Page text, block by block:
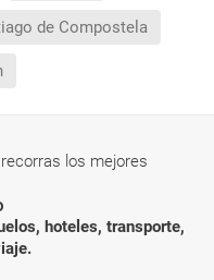
de Compostela
los mejores
hoteles, transporte,